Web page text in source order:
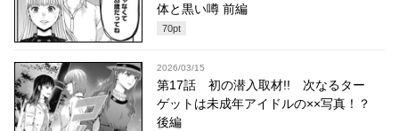
体と黒い噂 前編
70pt
2026/03/15
第17話 初の潜入取材!! 次なるター
ゲットは未成年アイドルの××写真！？
後編